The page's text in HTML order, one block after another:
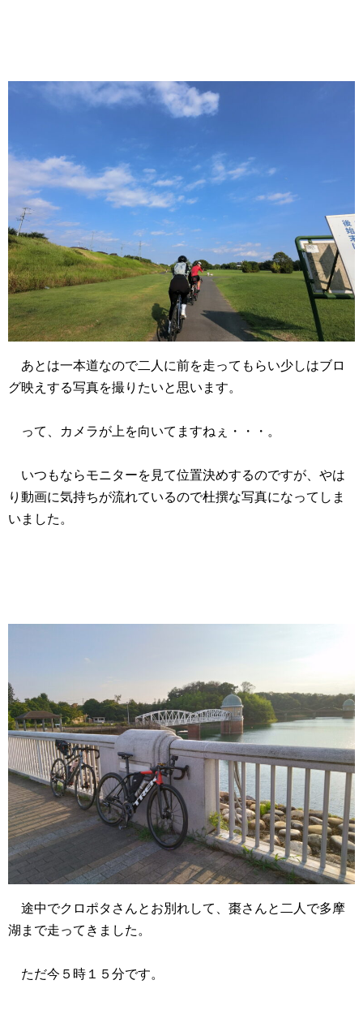
あとは一本道なので二人に前を走ってもらい少しはブロ
グ映えする写真を撮りたいと思います。
って、カメラが上を向いてますねぇ・・・。
いつもならモニターを見て位置決めするのですが、やは
り動画に気持ちが流れているので杜撰な写真になってしま
いました。
途中でクロポタさんとお別れして、棗さんと二人で多摩
湖まで走ってきました。
ただ今５時１５分です。